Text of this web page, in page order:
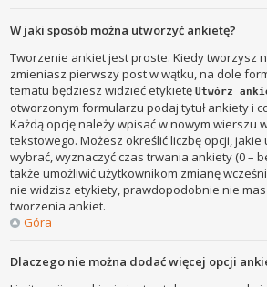
W jaki sposób można utworzyć ankietę?
Tworzenie ankiet jest proste. Kiedy tworzysz
zmieniasz pierwszy post w wątku, na dole
tematu będziesz widzieć etykietęUtwórz
otworzonym formularzu podaj tytuł ankiety i
Każdą opcję należy wpisać w nowym wierszu
tekstowego. Możesz określić liczbę opcji, jakie
wybrać, wyznaczyć czas trwania ankiety (0 –
także umożliwić użytkownikom zmianę
nie widzisz etykiety, prawdopodobnie nie
tworzenia ankiet.
Góra
Dlaczego nie można dodać więcej opcji